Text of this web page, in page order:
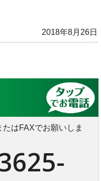
2018年8月26日
はFAXでお願いしま